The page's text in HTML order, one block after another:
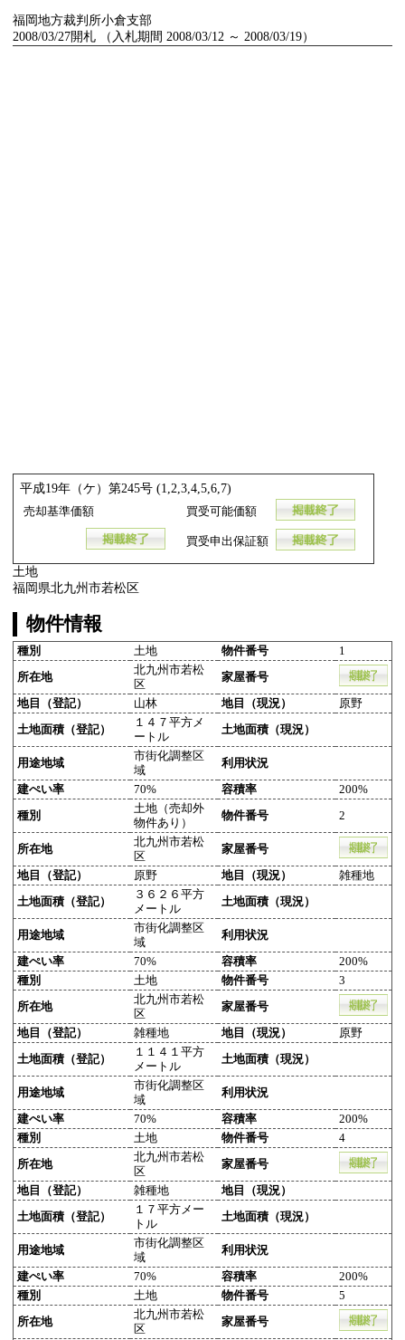
福岡地方裁判所小倉支部
2008/03/27開札 （入札期間 2008/03/12 ～ 2008/03/19）
平成19年（ケ）第245号 (1,2,3,4,5,6,7)
売却基準価額 買受可能価額
買受申出保証額
土地
福岡県北九州市若松区
物件情報
種別 土地 物件番号 1
所在地
北九州市若松
区
家屋番号
地目（登記） 山林 地目（現況） 原野
土地面積（登記）
１４７平方メ
ートル
土地面積（現況）
用途地域
市街化調整区
域
利用状況
建ぺい率 70% 容積率 200%
種別
土地（売却外
物件あり）
物件番号 2
所在地
北九州市若松
区
家屋番号
地目（登記） 原野 地目（現況） 雑種地
土地面積（登記）
３６２６平方
メートル
土地面積（現況）
用途地域
市街化調整区
域
利用状況
建ぺい率 70% 容積率
200%
種別
土地 物件番号 3
所在地
北九州市若松
区
家屋番号
地目（登記） 雑種地 地目（現況） 原野
土地面積（登記）
１１４１平方
メートル
土地面積（現況）
用途地域
市街化調整区
域
利用状況
建ぺい率 70% 容積率
200%
種別
土地 物件番号 4
所在地
北九州市若松
区
家屋番号
地目（登記） 雑種地 地目（現況）
土地面積（登記）
１７平方メー
トル
土地面積（現況）
用途地域
市街化調整区
域
利用状況
建ぺい率 70% 容積率
200%
種別
土地 物件番号 5
所在地
北九州市若松
区
家屋番号